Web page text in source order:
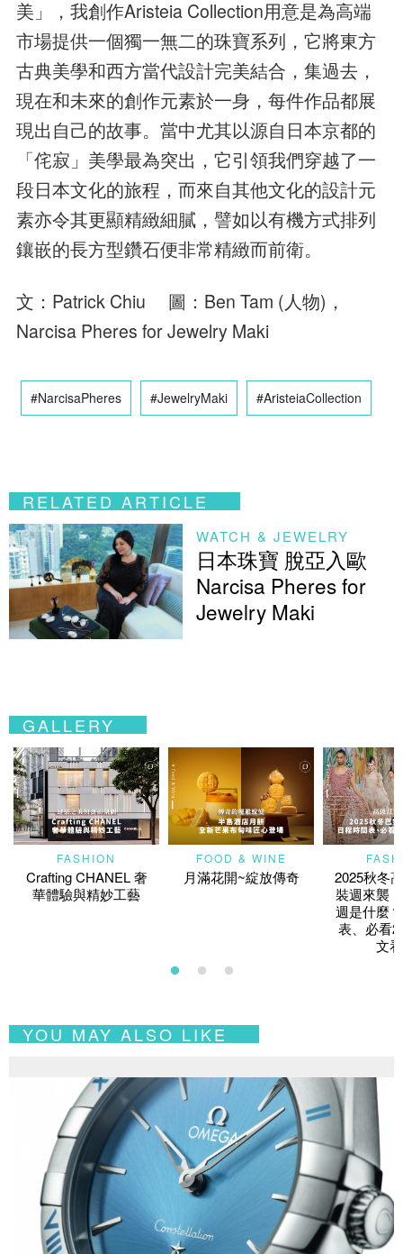
美」，我創作Aristeia Collection用意是為高端
市場提供一個獨一無二的珠寶系列，它將東方
古典美學和西方當代設計完美結合，集過去，
現在和未來的創作元素於一身，每件作品都展
現出自己的故事。當中尤其以源自日本京都的
「侘寂」美學最為突出，它引領我們穿越了一
段日本文化的旅程，而來自其他文化的設計元
素亦令其更顯精緻細膩，譬如以有機方式排列
鑲嵌的長方型鑽石便非常精緻而前衛。
文：Patrick Chiu 圖：Ben Tam (人物)，
Narcisa Pheres for Jewelry Maki
#NarcisaPheres #JewelryMaki #AristeiaCollection
RELATED ARTICLE
WATCH & JEWELRY
日本珠寶 脫亞入歐
Narcisa Pheres for
Jewelry Maki
GALLERY
FASHION
Crafting CHANEL 奢
華體驗與精妙工藝
FOOD & WINE
月滿花開~綻放傳奇
2025秋冬
裝週來襲
週是什麼
表、必看
文
YOU MAY ALSO LIKE